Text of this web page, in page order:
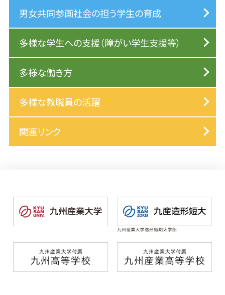
男女共同参画社会の担う学生の育成
多様な学生への支援（障がい学生支援等）
多様な働き方
多様な教職員の活躍
関連リンク